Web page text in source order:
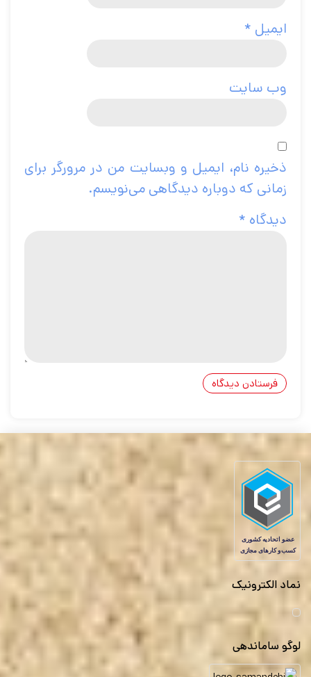
ایمیل *
وب‌ سایت
ذخیره نام، ایمیل و وبسایت من در مرورگر برای
زمانی که دوباره دیدگاهی می‌نویسم.
دیدگاه *
نماد الکترونیک
لوگو ساماندهی